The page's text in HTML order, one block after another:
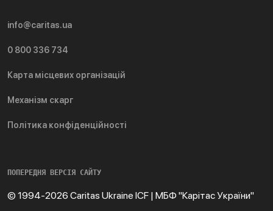
info@caritas.ua
0 800 336 734
Карта місцевих організацій
Механізм скарг
Політика конфіденційності
ПОПЕРЕДНЯ ВЕРСІЯ САЙТУ
© 1994-2026 Caritas Ukraine ICF | МБФ "Карітас України"